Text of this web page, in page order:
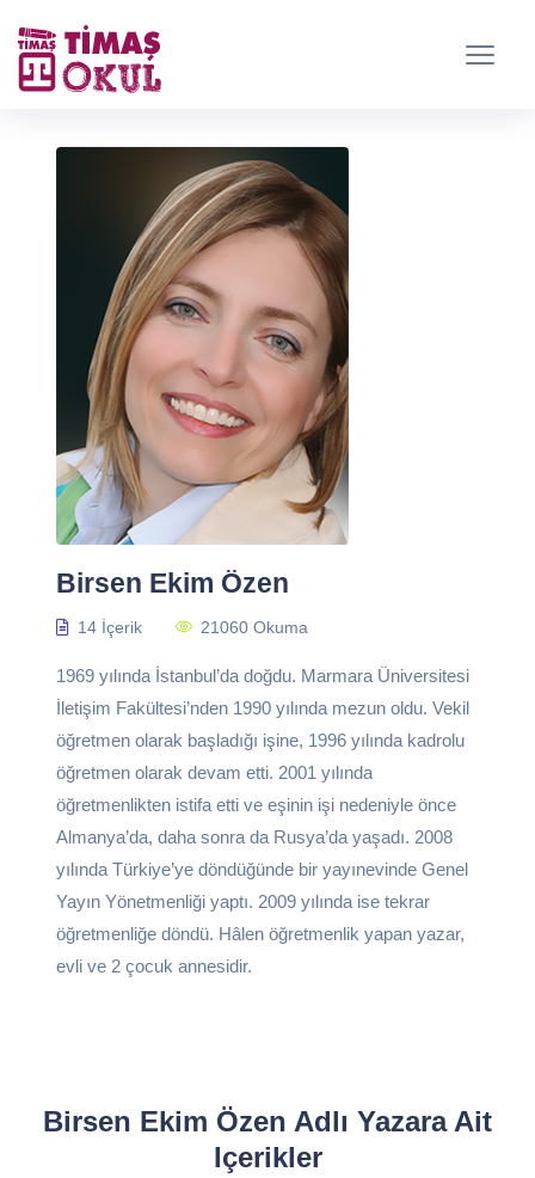
Birsen Ekim Özen
14 İçerik 21060 Okuma
1969 yılında İstanbul’da doğdu. Marmara Üniversitesi
İletişim Fakültesi’nden 1990 yılında mezun oldu. Vekil
öğretmen olarak başladığı işine, 1996 yılında kadrolu
öğretmen olarak devam etti. 2001 yılında
öğretmenlikten istifa etti ve eşinin işi nedeniyle önce
Almanya’da, daha sonra da Rusya’da yaşadı. 2008
yılında Türkiye’ye döndüğünde bir yayınevinde Genel
Yayın Yönetmenliği yaptı. 2009 yılında ise tekrar
öğretmenliğe döndü. Hâlen öğretmenlik yapan yazar,
evli ve 2 çocuk annesidir.
Birsen Ekim Özen Adlı Yazara Ait
Içerikler